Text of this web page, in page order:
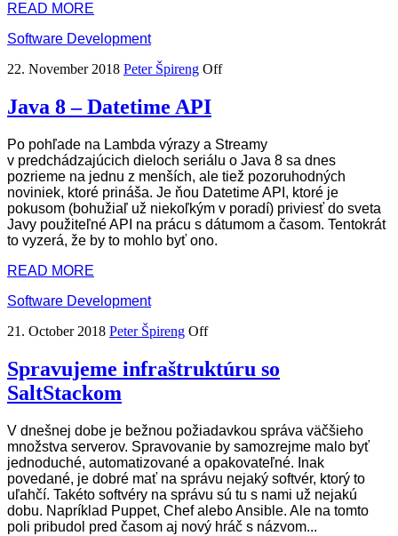
READ MORE
Software Development
22. November 2018 Peter Špireng Off
Java 8 – Datetime API
Po pohľade na Lambda výrazy a Streamy
v predchádzajúcich dieloch seriálu o Java 8 sa dnes
pozrieme na jednu z menších, ale tiež pozoruhodných
noviniek, ktoré prináša. Je ňou Datetime API, ktoré je
pokusom (bohužiaľ už niekoľkým v poradí) priviesť do sveta
Javy použiteľné API na prácu s dátumom a časom. Tentokrát
to vyzerá, že by to mohlo byť ono.
READ MORE
Software Development
21. October 2018 Peter Špireng Off
Spravujeme infraštruktúru so
SaltStackom
V dnešnej dobe je bežnou požiadavkou správa väčšieho
množstva serverov. Spravovanie by samozrejme malo byť
jednoduché, automatizované a opakovateľné. Inak
povedané, je dobré mať na správu nejaký softvér, ktorý to
uľahčí. Takéto softvéry na správu sú tu s nami už nejakú
dobu. Napríklad Puppet, Chef alebo Ansible. Ale na tomto
poli pribudol pred časom aj nový hráč s názvom...